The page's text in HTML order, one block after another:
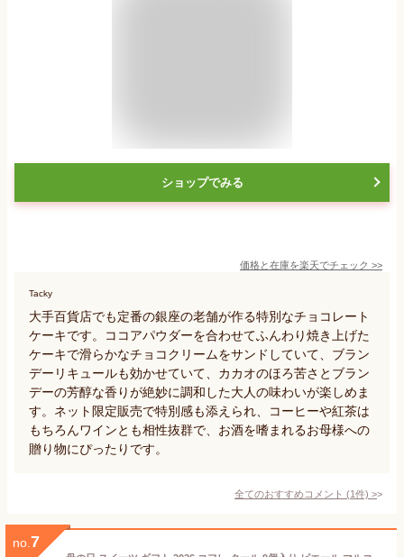
ショップでみる
価格と在庫を楽天でチェック >>
Tacky
大手百貨店でも定番の銀座の老舗が作る特別なチョコレート
ケーキです。ココアパウダーを合わせてふんわり焼き上げた
ケーキで滑らかなチョコクリームをサンドしていて、ブラン
デーリキュールも効かせていて、カカオのほろ苦さとブラン
デーの芳醇な香りが絶妙に調和した大人の味わいが楽しめま
す。ネット限定販売で特別感も添えられ、コーヒーや紅茶は
もちろんワインとも相性抜群で、お酒を嗜まれるお母様への
贈り物にぴったりです。
全てのおすすめコメント (1件) >
no. 7